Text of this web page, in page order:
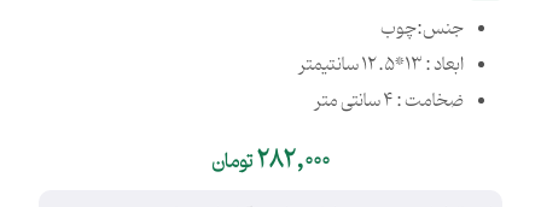
جنس:چوب
ابعاد : 13*12.5 سانتیمتر
ضخامت : 4 سانتی متر
282,000تومان